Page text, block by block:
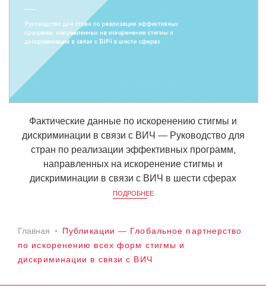
Фактические данные по искоренению стигмы и
дискриминации в связи с ВИЧ — Руководство для
стран по реализации эффективных программ,
направленных на искоренение стигмы и
дискриминации в связи с ВИЧ в шести сферах
ПОДРОБНЕЕ
Главная
Публикации — Глобальное партнерство
по искоренению всех форм стигмы и
дискриминации в связи с ВИЧ